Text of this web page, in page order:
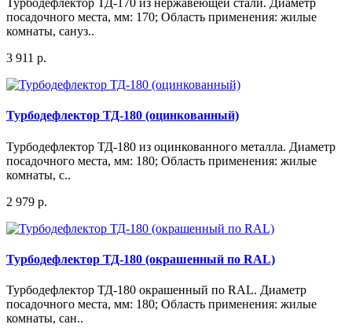
Турбодефлектор ТД-170 из нержавеющей стали. Диаметр
посадочного места, мм: 170; Область применения: жилые
комнаты, сануз..
3 911 р.
Турбодефлектор ТД-180 (оцинкованный)
Турбодефлектор ТД-180 из оцинкованного металла. Диаметр
посадочного места, мм: 180; Область применения: жилые
комнаты, с..
2 979 р.
Турбодефлектор ТД-180 (окрашенный по RAL)
Турбодефлектор ТД-180 окрашенный по RAL. Диаметр
посадочного места, мм: 180; Область применения: жилые
комнаты, сан..